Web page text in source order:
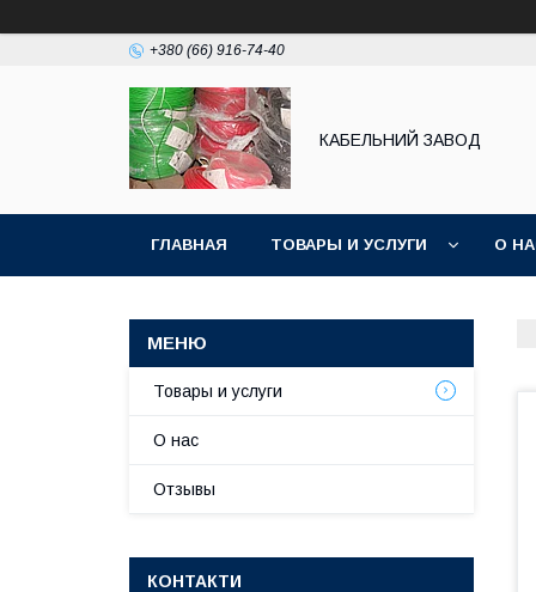
+380 (66) 916-74-40
КАБЕЛЬНИЙ ЗАВОД
ГЛАВНАЯ ТОВАРЫ И УСЛУГИ О
Товары и услуги
О нас
Отзывы
КОНТАКТИ